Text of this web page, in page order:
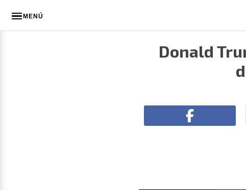
MENÚ
Donald